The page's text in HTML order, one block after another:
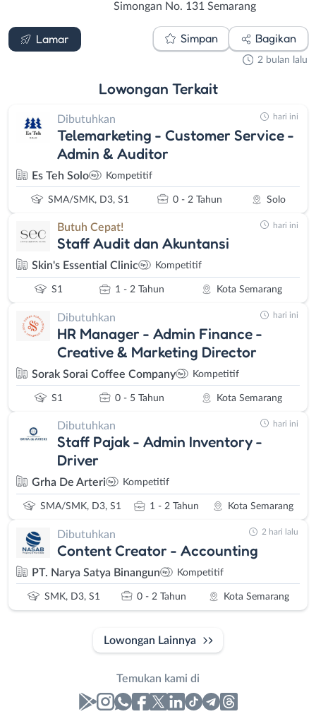
Simongan No. 131 Semarang
Lamar Simpan Bagikan
2 bulan lalu
Lowongan Terkait
Dibutuhkan
Telemarketing - Customer Service -
Admin & Auditor
Es Teh Solo Kompetitif
SMA/SMK, D3, S1 0 - 2 Tahun Solo
hari ini
Butuh Cepat!
Staff Audit dan Akuntansi
Skin's Essential Clinic Kompetitif
S1 1 - 2 Tahun Kota Semarang
hari ini
Dibutuhkan
HR Manager - Admin Finance -
Creative & Marketing Director
Sorak Sorai Coffee Company Kompetitif
S1 0 - 5 Tahun Kota Semarang
hari ini
Dibutuhkan
Staff Pajak - Admin Inventory -
Driver
Grha De Arteri Kompetitif
SMA/SMK, D3, S1 1 - 2 Tahun Kota Semarang
hari ini
Dibutuhkan
Content Creator - Accounting
PT. Narya Satya Binangun Kompetitif
SMK, D3, S1 0 - 2 Tahun Kota Semarang
2 hari lalu
Lowongan Lainnya
Temukan kami di